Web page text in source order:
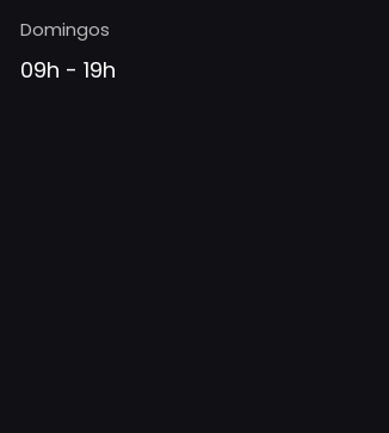
Domingos
09h - 19h